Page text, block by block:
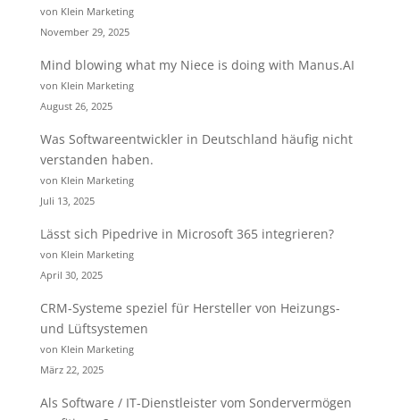
von Klein Marketing
November 29, 2025
Mind blowing what my Niece is doing with Manus.AI
von Klein Marketing
August 26, 2025
Was Softwareentwickler in Deutschland häufig nicht
verstanden haben.
von Klein Marketing
Juli 13, 2025
Lässt sich Pipedrive in Microsoft 365 integrieren?
von Klein Marketing
April 30, 2025
CRM-Systeme speziel für Hersteller von Heizungs-
und Lüftsystemen
von Klein Marketing
März 22, 2025
Als Software / IT-Dienstleister vom Sondervermögen